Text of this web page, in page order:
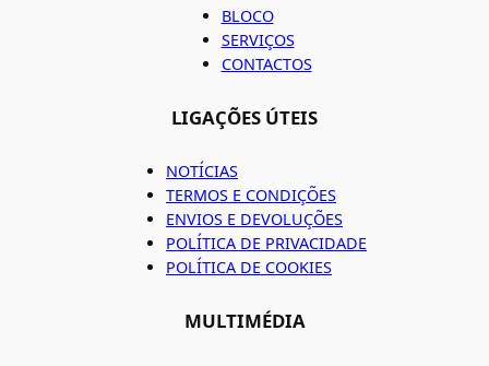
BLOCO
SERVIÇOS
CONTACTOS
LIGAÇÕES ÚTEIS
NOTÍCIAS
TERMOS E CONDIÇÕES
ENVIOS E DEVOLUÇÕES
POLÍTICA DE PRIVACIDADE
POLÍTICA DE COOKIES
MULTIMÉDIA